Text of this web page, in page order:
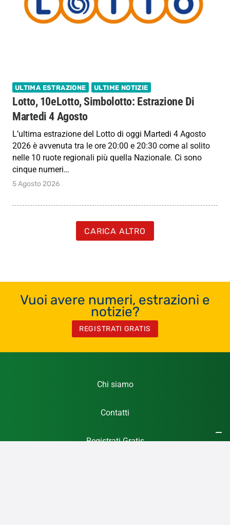
ULTIMA ESTRAZIONE ULTIME NOTIZIE
Lotto, 10eLotto, Simbolotto: Estrazione Di
Martedi 4 Agosto
L’ultima estrazione del Lotto di oggi Martedi 4 Agosto
2026 è avvenuta tra le ore 20:00 e 20:30 come al solito
nelle 10 ruote regionali più quella Nazionale. Ci sono
cinque numeri…
5 Agosto 2026
CARICA ALTRO
Vuoi avere numeri, estrazioni e
notizie?
REGISTRATI GRATIS
Chi siamo
Contatti
Registrati Gratis